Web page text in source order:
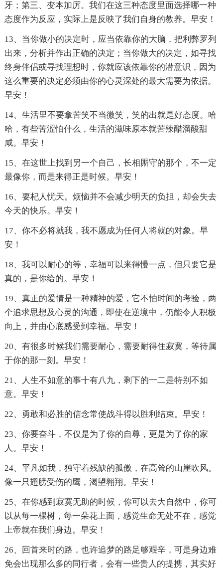
牙；第三、变本加厉。我们在这三种态度里面选择哪一种
态度作为反应，实际上是反映了我们自身的教养。早安！
13、当你做小的决定时，应当依靠你的大脑，把利弊罗列
出来，分析并作出正确的决定；当你做大的决定，如寻找
终身伴侣或寻找理想时，你就应该依靠你的潜意识，因为
这么重要的决定必须由你的心灵深处的最大需要为依据。
早安！
14、生活里不要拿苦笑不当微笑，笑的出就是好态度。哈
哈，有些苦涩怕什么，生活的滋味原本就苦辣醋溜酸甜
咸。早安！
15、在这世上找到另一个自己，长相厮守的那个，不一定
最像你，而是来得正是时候。早安！
16、要杞人忧天。烦恼并不会减少明天的负担，却会失去
今天的快乐。早安！
17、你不必将就我，我不愿成为任何人将就的对象。早
安！
18、我可以耐心的等，幸福可以来得慢一点，但只要它是
真的，是你给的。早安！
19、真正的爱情是一种精神的爱，它不怕时间的考验，两
个追求思想及心灵的沟通，即使在逆境中，仍能令人积极
向上，并由心底感受到幸福。早安！
20、有很多时候我们需要耐心，需要耐得住寂寞，等待属
于你的那一刻。早安！
21、人生不如意的事十有八九，剩下的一二是特别不如
意。早安！
22、勇敢和必胜的信念常使战斗得以胜利结束。早安！
23、你要奋斗，不仅是为了你的自尊，更是为了你的家
人。早安！
24、平凡如我，独守着残缺的孤傲，在高耸的山崖吹风。
像一只翅膀受伤的鹰，渴望翱翔。早安！
25、在你感到寂寞无助的时候，你可以去大自然中，你可
以从每一棵树，每一朵花上面，感觉生命无处不在，感觉
上帝就在我们身边。早安！
26、回首来时的路，也许追梦的路足够艰辛，可是身边难
免会出现那么多的同行者，会有一些贵人的提携，其实好